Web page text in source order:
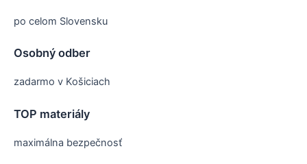
po celom Slovensku
Osobný odber
zadarmo v Košiciach
TOP materiály
maximálna bezpečnosť